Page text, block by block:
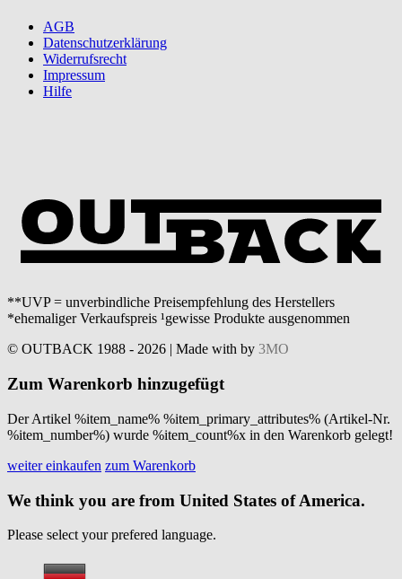
AGB
Datenschutzerklärung
Widerrufsrecht
Impressum
Hilfe
**UVP = unverbindliche Preisempfehlung des Herstellers
*ehemaliger Verkaufspreis ¹gewisse Produkte ausgenommen
© OUTBACK 1988 - 2026 | Made with by 3MO
Zum Warenkorb hinzugefügt
Der Artikel %item_name% %item_primary_attributes% (Artikel-Nr.
%item_number%) wurde %item_count%x in den Warenkorb gelegt!
weiter einkaufen zum Warenkorb
We think you are from United States of America.
Please select your prefered language.